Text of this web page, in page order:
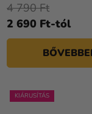
2 690 Ft-tól
4 790 Ft
KIÁRUSÍTÁS